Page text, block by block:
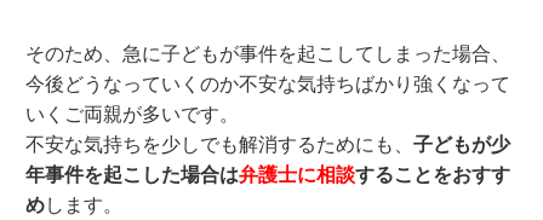
そのため、急に子どもが事件を起こしてしまった場合、
今後どうなっていくのか不安な気持ちばかり強くなって
いくご両親が多いです。
不安な気持ちを少しでも解消するためにも、子どもが少
年事件を起こした場合は弁護士に相談することをおすす
めします。